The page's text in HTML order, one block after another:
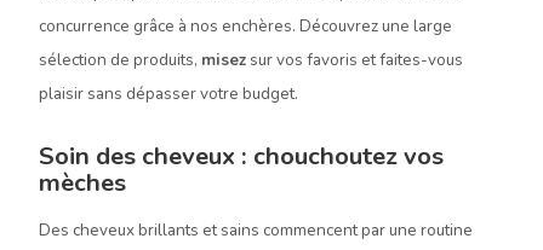
concurrence grâce à nos enchères. Découvrez une large
sélection de produits, misez sur vos favoris et faites-vous
plaisir sans dépasser votre budget.
Soin des cheveux : chouchoutez vos
mèches
Des cheveux brillants et sains commencent par une routine